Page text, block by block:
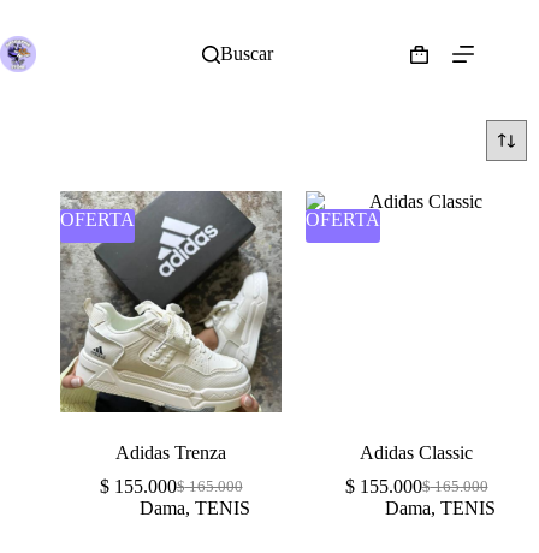
Buscar
OFERTA
Adidas Trenza
$165.000
$155.000
Dama, TENIS
OFERTA
Adidas Classic
$165.000
$155.000
Dama, TENIS